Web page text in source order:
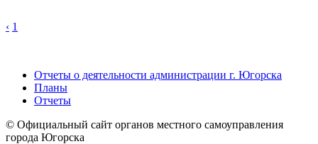
‹ 1
Отчеты о деятельности администрации г. Югорска
Планы
Отчеты
© Официальный сайт органов местного самоуправления
города Югорска